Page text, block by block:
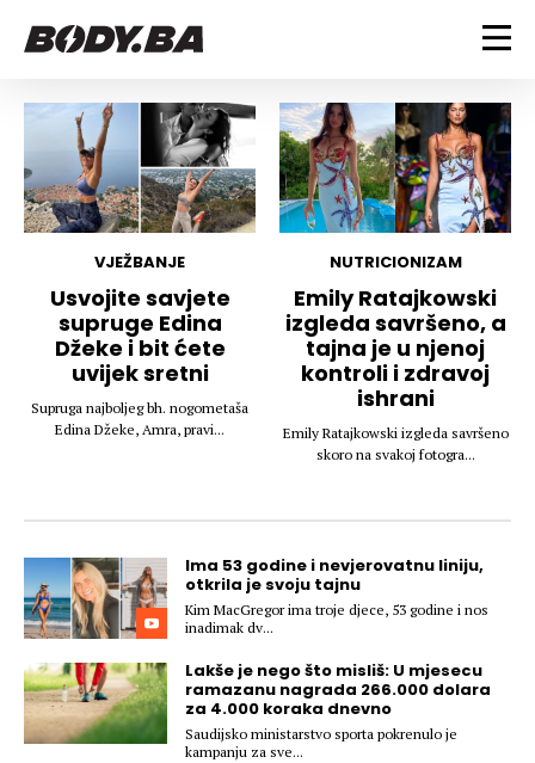
FITNESS
Vježbanje
Mršanje
Discipline
Indoor & Outdoor
BODYBUILDING
Trening i vježbe
Takmičarski bodybuilding
Savjeti
Ostalo
ISHRANA
Dijete
Nutricionizam
Recepti
Suplementi
Tablica kalorija
ZDRAVLJE
Um i tijelo
Povrede i bolesti
Lifestyle
LIFESTYLE
Bodybuilding
Zdravlje
Hedonizam
VODA
MAGAZIN
Njega nje
Njega njega
Šminka
Tehnologija
KALORIJE
VJEŽBANJE
Usvojite savjete
supruge Edina
Džeke i bit ćete
uvijek sretni
Supruga najboljeg bh. nogometaša
Edina Džeke, Amra, pravi...
NUTRICIONIZAM
Emily Ratajkowski
izgleda savršeno, a
tajna je u njenoj
kontroli i zdravoj
ishrani
Emily Ratajkowski izgleda savršeno
skoro na svakoj fotogra...
Ima 53 godine i nevjerovatnu liniju,
otkrila je svoju tajnu
Kim MacGregor ima troje djece, 53 godine i nos
inadimak dv...
Lakše je nego što misliš: U mjesecu
ramazanu nagrada 266.000 dolara
za 4.000 koraka dnevno
Saudijsko ministarstvo sporta pokrenulo je
kampanju za sve...